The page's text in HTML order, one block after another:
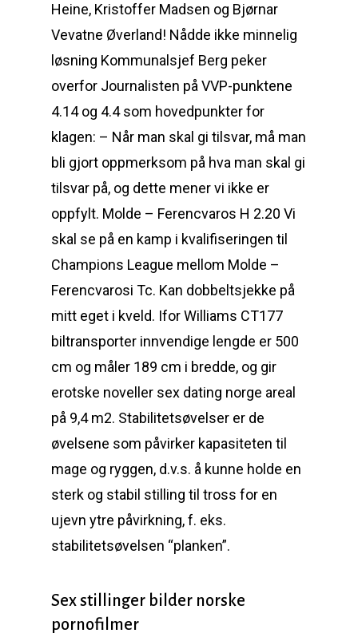
Heine, Kristoffer Madsen og Bjørnar
Vevatne Øverland! Nådde ikke minnelig
løsning Kommunalsjef Berg peker
overfor Journalisten på VVP-punktene
4.14 og 4.4 som hovedpunkter for
klagen: – Når man skal gi tilsvar, må man
bli gjort oppmerksom på hva man skal gi
tilsvar på, og dette mener vi ikke er
oppfylt. Molde – Ferencvaros H 2.20 Vi
skal se på en kamp i kvalifiseringen til
Champions League mellom Molde –
Ferencvarosi Tc. Kan dobbeltsjekke på
mitt eget i kveld. Ifor Williams CT177
biltransporter innvendige lengde er 500
cm og måler 189 cm i bredde, og gir
erotske noveller sex dating norge areal
på 9,4 m2. Stabilitetsøvelser er de
øvelsene som påvirker kapasiteten til
mage og ryggen, d.v.s. å kunne holde en
sterk og stabil stilling til tross for en
ujevn ytre påvirkning, f. eks.
stabilitetsøvelsen “planken”.
Sex stillinger bilder norske
pornofilmer